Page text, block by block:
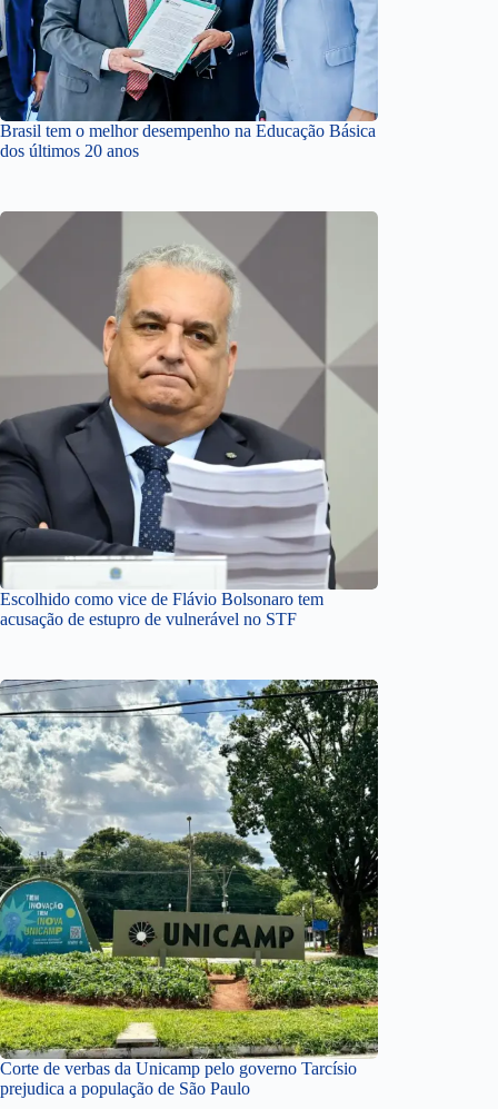
Brasil tem o melhor desempenho na Educação Básica
dos últimos 20 anos
Escolhido como vice de Flávio Bolsonaro tem
acusação de estupro de vulnerável no STF
Corte de verbas da Unicamp pelo governo Tarcísio
prejudica a população de São Paulo